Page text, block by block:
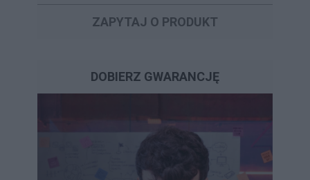
ZAPYTAJ O PRODUKT
DOBIERZ GWARANCJĘ